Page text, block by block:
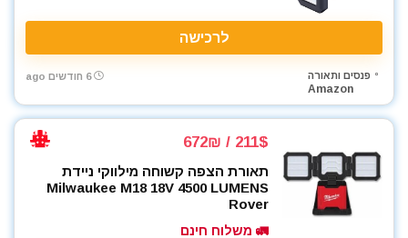
לרכישה
פנסים ותאורה
Amazon
6 חודשים ago
211$ / 672₪
תאורת הצפה קשוחה מילווקי ניידת
Milwaukee M18 18V 4500 LUMENS
Rover
🚛 משלוח חינם